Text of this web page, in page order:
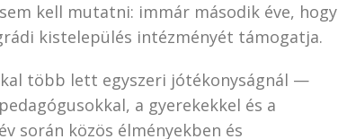
kell mutatni: immár második éve, hogy
kistelepülés intézményét támogatja.
több lett egyszeri jótékonyságnál —
a gyerekekkel és a
során közös élményekben és